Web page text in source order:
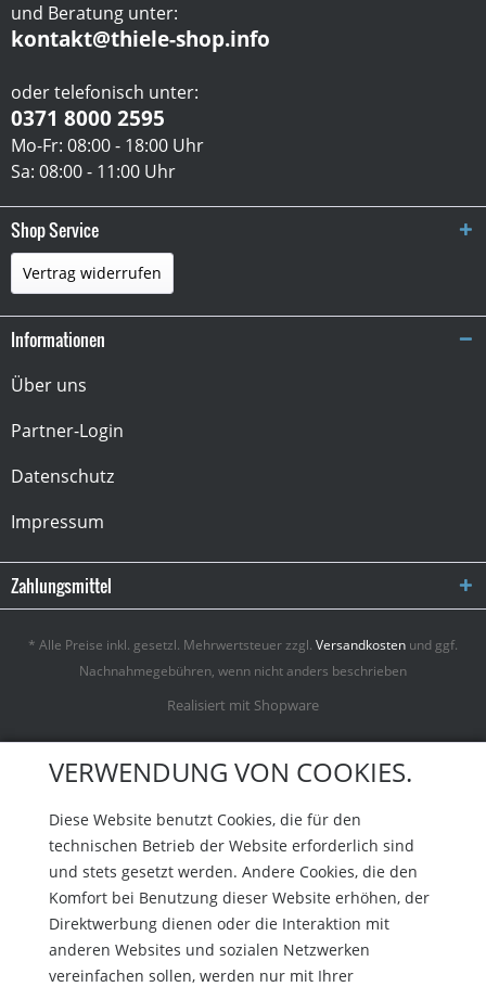
und Beratung unter:
kontakt@thiele-shop.info
oder telefonisch unter:
0371 8000 2595
Mo-Fr: 08:00 - 18:00 Uhr
Sa: 08:00 - 11:00 Uhr
Shop Service
Vertrag widerrufen
Informationen
Über uns
Partner-Login
Datenschutz
Impressum
Zahlungsmittel
* Alle Preise inkl. gesetzl. Mehrwertsteuer zzgl. Versandkosten und ggf.
Nachnahmegebühren, wenn nicht anders beschrieben
Realisiert mit Shopware
VERWENDUNG VON COOKIES.
Diese Website benutzt Cookies, die für den
technischen Betrieb der Website erforderlich sind
und stets gesetzt werden. Andere Cookies, die den
Komfort bei Benutzung dieser Website erhöhen, der
Direktwerbung dienen oder die Interaktion mit
anderen Websites und sozialen Netzwerken
vereinfachen sollen, werden nur mit Ihrer